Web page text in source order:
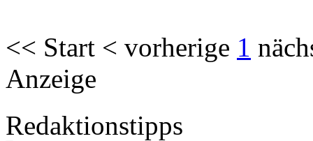
<< Start < vorherige 1
Anzeige
Redaktionstipps